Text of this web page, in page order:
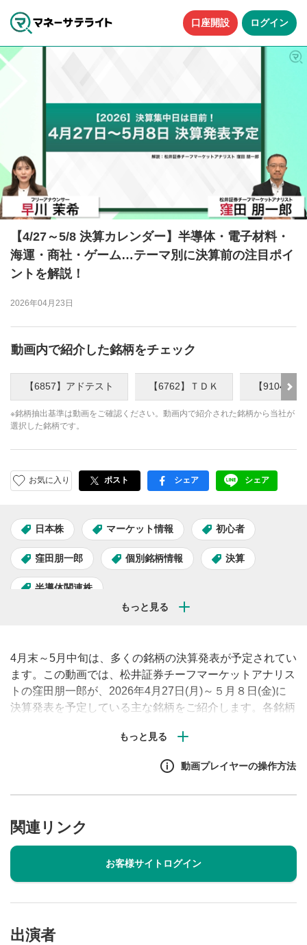
口座開設 ログイン
【4/27～5/8 決算カレンダー】半導体・電子材料・
海運・商社・ゲーム…テーマ別に決算前の注目ポイ
ントを解説！
2026年04月23日
動画内で紹介した銘柄をチェック
【6857】アドテスト 【6762】ＴＤＫ 【9104】
※銘柄抽出基準は動画をご確認ください。動画内で紹介された銘柄から当社が
選択した銘柄です。
お気に入り ポスト facebook
シェア LINE
シェア
日本株 マーケット情報 初心者
窪田朋一郎 個別銘柄情報 決算
半導体関連株
4月末～5月中旬は、多くの銘柄の決算発表が予定されてい
ます。この動画では、松井証券チーフマーケットアナリス
トの窪田朋一郎が、2026年4月27日(月)～５月８日(金)に
決算発表を予定している主な銘柄をご紹介します。各銘柄
しますのでぜひご参考ください！
動画プレイヤーの操作方法
関連リンク
お客様サイトログイン
出演者